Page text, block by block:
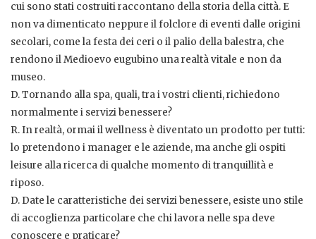
cui sono stati costruiti raccontano della storia della città. E
non va dimenticato neppure il folclore di eventi dalle origini
secolari, come la festa dei ceri o il palio della balestra, che
rendono il Medioevo eugubino una realtà vitale e non da
museo.
D. Tornando alla spa, quali, tra i vostri clienti, richiedono
normalmente i servizi benessere?
R. In realtà, ormai il wellness è diventato un prodotto per tutti:
lo pretendono i manager e le aziende, ma anche gli ospiti
leisure alla ricerca di qualche momento di tranquillità e
riposo.
D. Date le caratteristiche dei servizi benessere, esiste uno stile
di accoglienza particolare che chi lavora nelle spa deve
conoscere e praticare?